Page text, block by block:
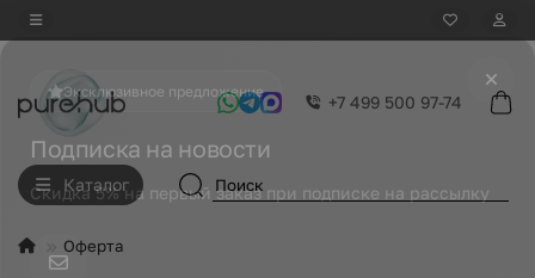
+7 499 500 97-74
Каталог
Оферта
Эксклюзивное предложение
Подписка на новости
Скидка 5% на первый заказ при подписке на рассылку